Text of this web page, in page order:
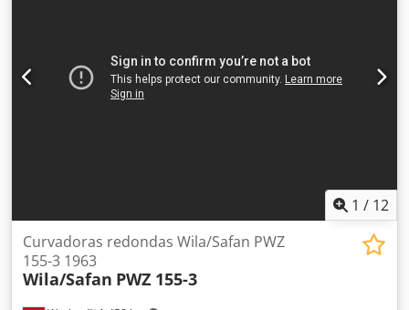
inferiores [mm]: 300 - Dimensiones de transporte: 7800
mm x 1700 mm x 1580 mm (largo x ancho x alto) - Peso de
transporte [kg]: 11000 kg - Paquetes de transporte
cualquier momento, para cualquier equipo industrial.
Lukas van Rossum
1 / 12
Curvadoras redondas Wila/Safan PWZ
155-3 1963
Wila/Safan PWZ 155-3